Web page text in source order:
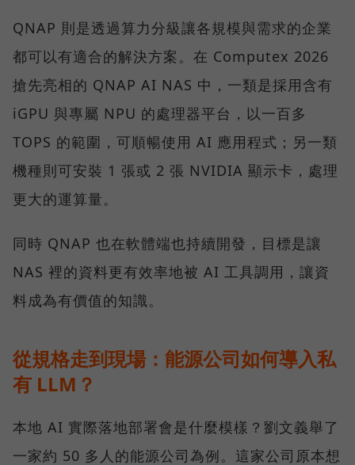
QNAP 則是透過算力分級讓各規模與需求的企業
都可以有適合的解決方案。在 Computex 2026
搶先亮相的 QNAP AI NAS 中，一類是採用含有
iGPU 與專屬 NPU 的處理器平台，以一百多
TOPS 的範圍，可順暢使用 AI 應用程式；另一類
機種則可安裝 1 張或 2 張 NVIDIA 顯示卡，處理
更大的運算量。
同時 QNAP 也在軟體端也持續開發，目標是讓
NAS 裡的資料更有效率地被 AI 工具調用，讓資
料成為有價值的知識。
從規格走到現場：能源公司如何導入私
有 LLM？
本地 AI 實際落地部署會是什麼模樣？劉文義舉了
一家約 50 多人的能源公司為例。這家公司原本想